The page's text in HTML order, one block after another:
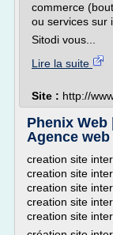
commerce
ou services sur
Sitodi vous...
Lire la suite
Site : http://
Phenix Web
Agence
creation site
creation site
creation site
creation site
creation site